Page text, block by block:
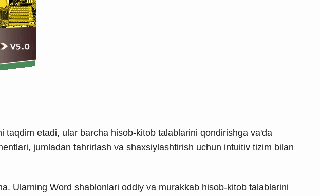
etadi, ular barcha hisob-kitob talablarini qondirishga va'da
jumladan tahrirlash va shaxsiylashtirish uchun intuitiv tizim bilan
Ularning Word shablonlari oddiy va murakkab hisob-kitob talablarini